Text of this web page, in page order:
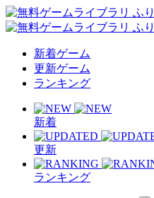
新着ゲーム
更新ゲーム
ランキング
新着
更新
ランキング